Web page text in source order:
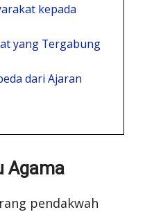
kepada
yang Tergabung
dari Ajaran
Agama
pendakwah